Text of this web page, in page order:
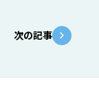
次の記事